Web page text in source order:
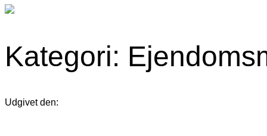
Kategori:
Udgivet den: